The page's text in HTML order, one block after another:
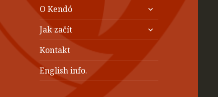
O Kendó
zobrazit
podřazené
položky
Jak začít
zobrazit
podřazené
položky
Kontakt
English info.